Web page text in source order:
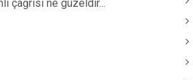
çağrısı ne güzeldir...